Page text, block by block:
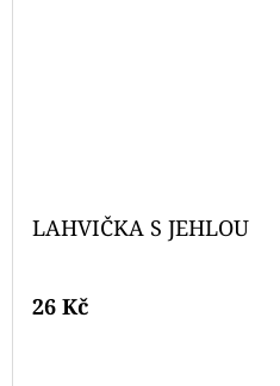
LAHVIČKA S JEHLOU
26 Kč